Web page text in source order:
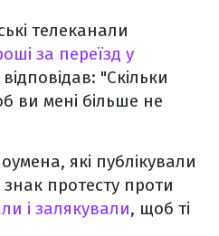
телеканали
за переїзд у
відповідав: "Скільки
ви мені більше не
які публікували
протесту проти
і залякували, щоб ті